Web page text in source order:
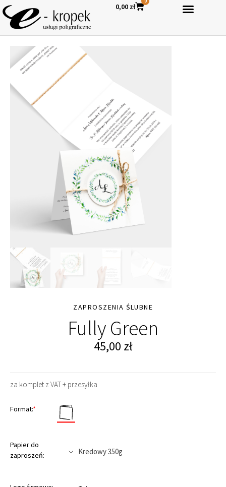
0,00 zł
ZAPROSZENIA ŚLUBNE
Fully Green
45,00 zł
za komplet z VAT + przesyłka
Format:*
Papier do
zaproszeń: